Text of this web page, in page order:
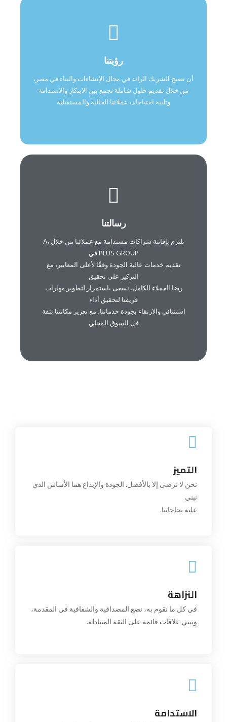
رؤيتنا
أن نصبح الشريك الرائد في مجال الإنشاءات والبناء في مصر،
من خلال تقديم حلول شاملة تجمع بين الابتكار والاستدامة
وتلبيه احتياجات عملائنا الحالية والمستقبلية
مصر،
والاستدامة
وتلبيه احتياجات عملائنا الحالية والمستقبلية
رسالتنا
نلتزم بإقامة شراكات مستدامة مع عملائنا من خلال ،A
PLUS GROUP في
تقديم خدمات عالية الجودة وفقًا لأعلى المعايير، مع
التركيز على تحقيق
رضا العملاء الكامل. نسعى باستمرار لتطوير مهارات
فريقنا لتحقيق أداء
استثنائي والارتقاء بجودة خدماتنا، مع تعزيز مكانتنا بثقة
في السوق المحلي
رسالتنا
PLUS GROUP في
تقديم خدمات عالية الجودة وفقًا لأعلى المعايير، مع
التركيز على تحقيق
رضا العملاء الكامل. نسعى باستمرار لتطوير مهارات
فريقنا لتحقيق أداء
استثنائي والارتقاء بجودة خدماتنا، مع تعزيز مكانتنا بثقة
في السوق المحلي
التميز
نحن لا نرضى إلا بالأفضل. الجودة والإبداع هما الأساس الذي
نبني
عليه نجاحاتنا.
نحن لا نرضى إلا بالأفضل. الجودة والإبداع هما الأساس
عليه نجاحاتنا.
النزاهة
في كل ما نقوم به، نضع المصداقية والشفافية في المقدمة،
ونبني علاقات قائمة على الثقة المتبادلة.
في كل ما نقوم به، نضع المصداقية والشفافية في
الاستدامة
نؤمن بمسؤوليتنا تجاه البيئة، ونعتمد على ممارسات تدعم